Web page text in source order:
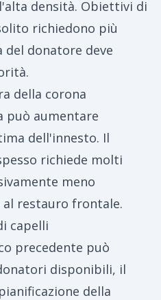
densità. Obiettivi di
richiedono più
del donatore deve
della corona
può aumentare
dell'innesto. Il
richiede molti
meno
restauro frontale.
capelli
precedente può
disponibili, il
della